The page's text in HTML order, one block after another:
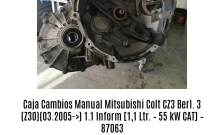
Caja Cambios Manual Mitsubishi Colt CZ3 Berl. 3
(Z30)(03.2005->) 1.1 Inform [1,1 Ltr. – 55 kW CAT] –
87063